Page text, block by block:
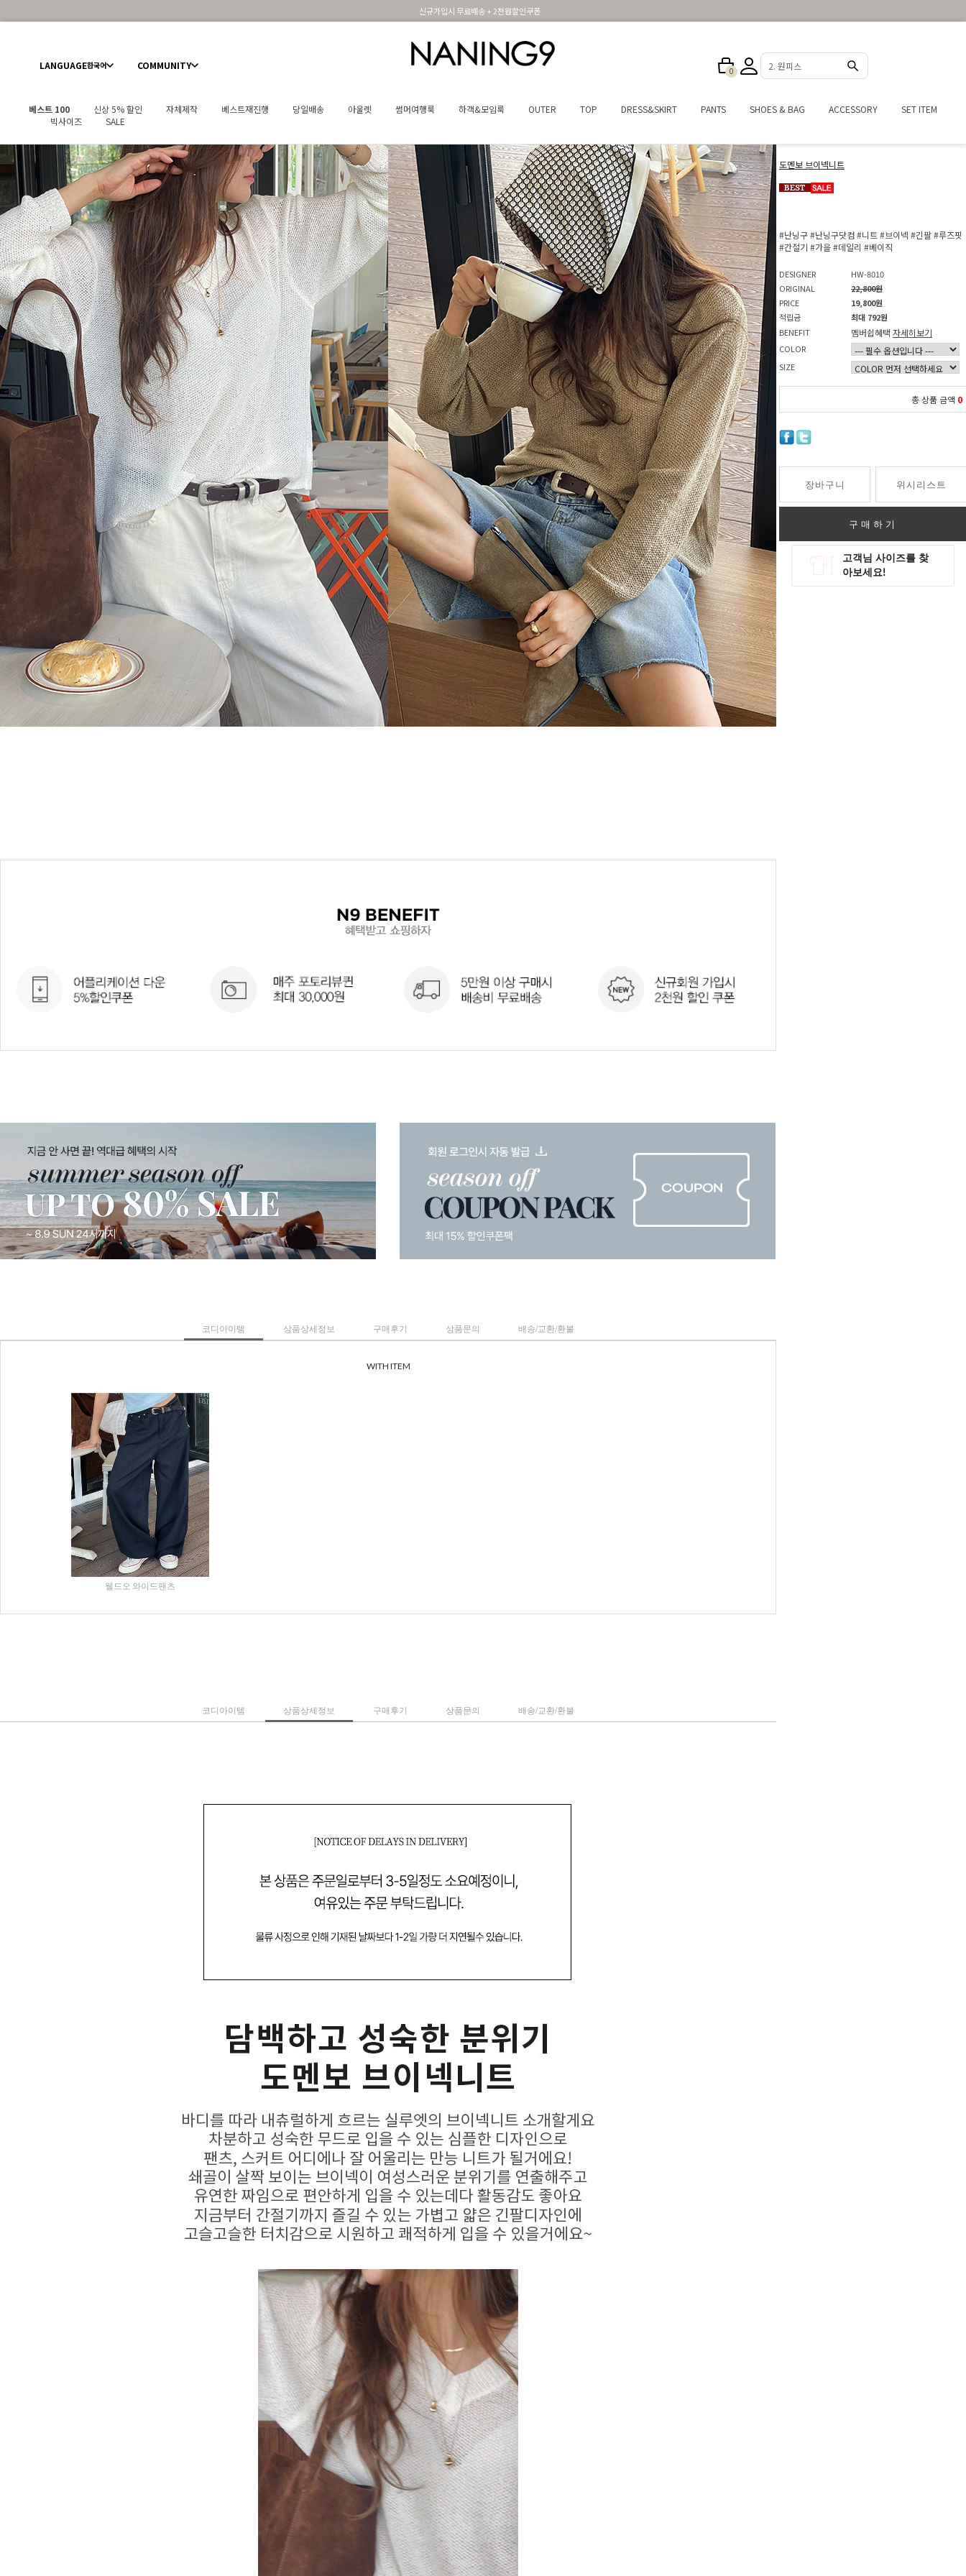
휴면 해제시 무료배송쿠폰
LANGUAGE한국어 COMMUNITY 0 3. 반바지
베스트 100 신상 5% 할인 자체제작 베스트재진행 당일배송 아울렛 썸머여행룩 하객&모임룩 OUTER TOP DRESS&SKIRT PANTS SHOES & BAG ACCESSORY
SET ITEM
빅사이즈
SALE
도멘보 브이넥니트
#난닝구#난닝구닷컴#니트 #브이넥 #긴팔#루즈핏
#간절기 #가을#데일리 #베이직
DESIGNER
HW-8010
ORIGINAL
22,800원
PRICE
19,800원
적립금
최대 792원
BENEFIT
멤버쉽혜택 자세히보기
COLOR
SIZE
총 상품 금액 0
장바구니 위시리스트
구매하기
코디아이템 상품상세정보 구매후기 상품문의 배송/교환/환불
WITH ITEM
웰드오 와이드팬츠
코디아이템 상품상세정보 구매후기 상품문의 배송/교환/환불